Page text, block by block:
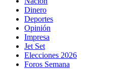
Dinero
Deportes
Opinión
Impresa
Jet Set
Elecciones 2026
Foros Semana